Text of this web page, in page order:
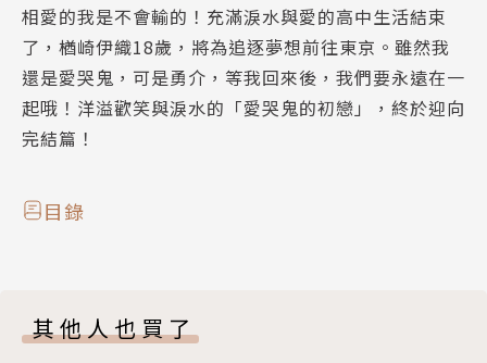
相愛的我是不會輸的！充滿淚水與愛的高中生活結束
了，楢崎伊織18歲，將為追逐夢想前往東京。雖然我
還是愛哭鬼，可是勇介，等我回來後，我們要永遠在一
起哦！洋溢歡笑與淚水的「愛哭鬼的初戀」，終於迎向
完結篇！
目錄
其他人也買了